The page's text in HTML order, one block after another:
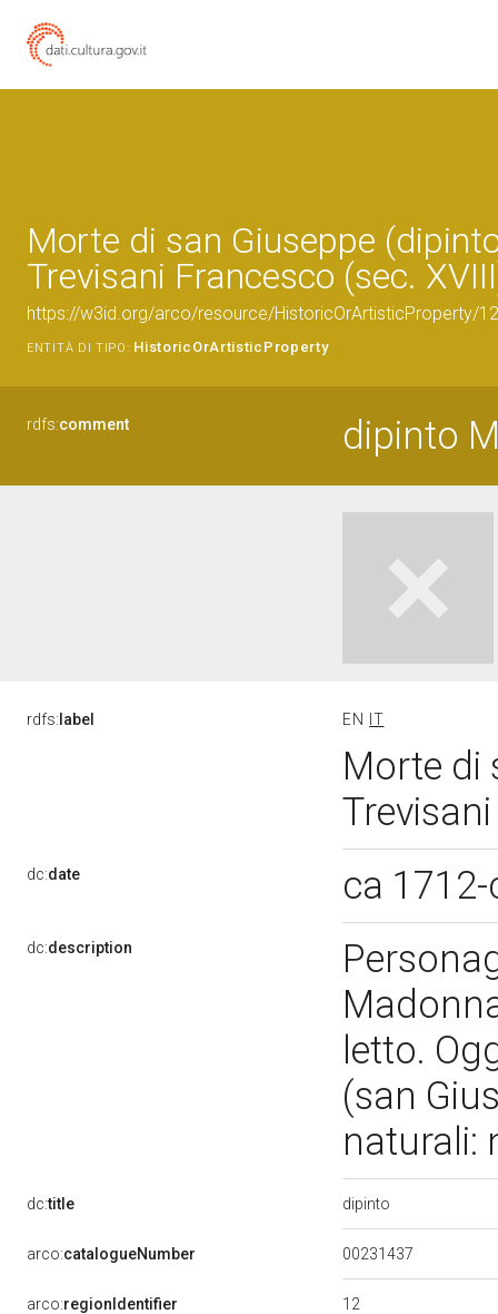
Morte di san Giuseppe
Trevisani Francesco (sec.
https://w3id.org/arco/resource/HistoricOrArtisticProperty/
ENTITÀ DI TIPO: HistoricOrArtisticProperty
rdfs:comment dipinto
rdfs: label EN IT
Morte di
dc:date ca
dc:description
letto.
(san
naturali:
dc:title dipinto
arco:catalogueNumber 00231437
arco:regionIdentifier 12